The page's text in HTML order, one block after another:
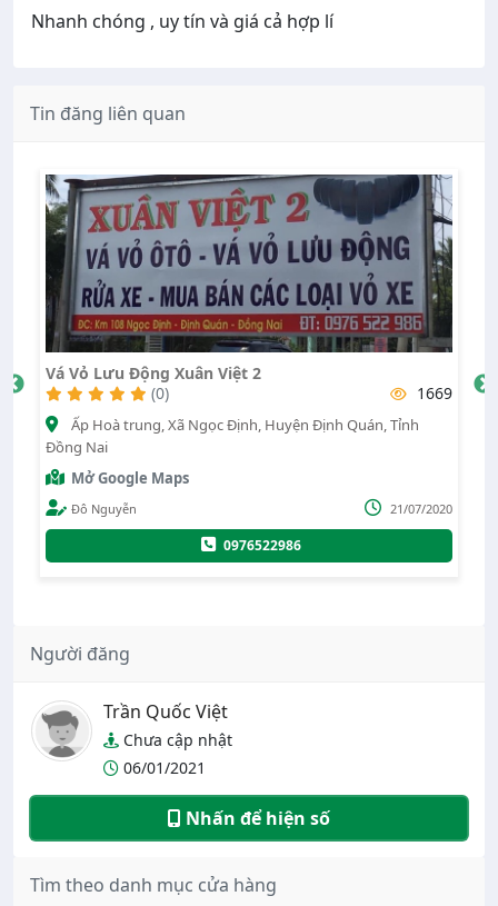
Nhanh chóng , uy tín và giá cả hợp lí
Tin đăng liên quan
Vá Vỏ Văn Hiệp
1758
769 , Xã Bình An, Huyện Long Thành, Tỉnh Đồng Nai
Mở Google Maps
Administrator
Người đăng
Trần Quốc Việt
Chưa cập nhật
06/01/2021
Nhấn để hiện số
Tìm theo danh mục cửa hàng